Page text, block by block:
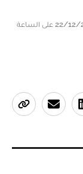
في 22/12/2023 على الساعة 21:45, تحديث بتاريخ 22/12/2023 على الساعة